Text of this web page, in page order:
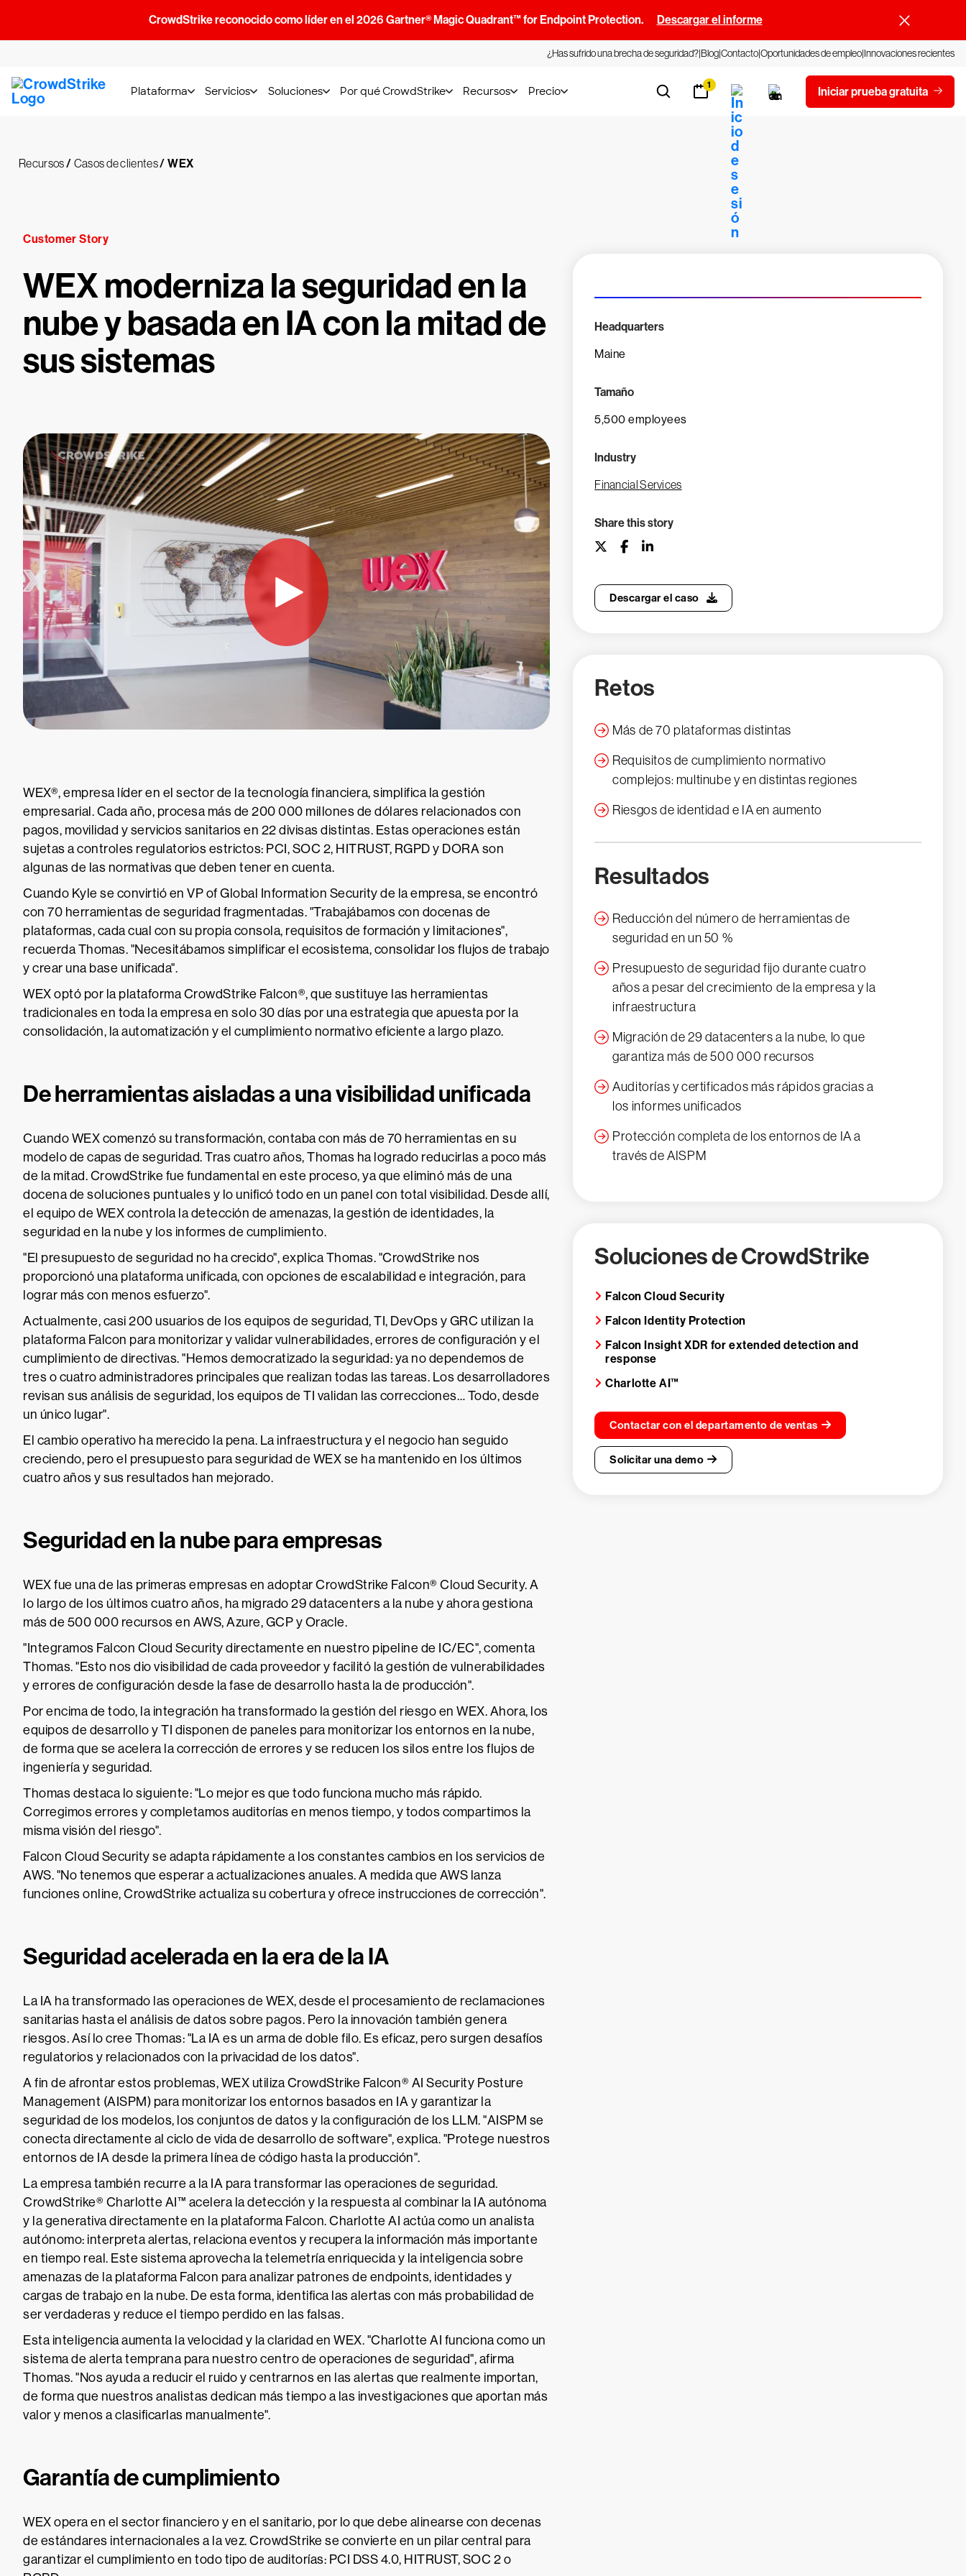
CrowdStrike reconocido como líder en el 2026 Gartner® Magic Quadrant™ for Endpoint Protection. Descargar el informe
¿Has sufrido una brecha de seguridad?BlogContactoOportunidades de empleo Innovaciones recientes
Plataforma Servicios Soluciones Por qué CrowdStrike Recursos Precio 1 Iniciar prueba gratuita
Recursos/ Casos de clientes/ WEX
Customer Story
WEX moderniza la seguridad en la
nube y basada en IA con la mitad de
sus sistemas
WEX®, empresa líder en el sector de la tecnología financiera, simplifica la gestión
empresarial. Cada año, procesa más de 200 000 millones de dólares relacionados con
pagos, movilidad y servicios sanitarios en 22 divisas distintas. Estas operaciones están
sujetas a controles regulatorios estrictos: PCI, SOC 2, HITRUST, RGPD y DORA son
algunas de las normativas que deben tener en cuenta.
Cuando Kyle se convirtió en VP of Global Information Security de la empresa, se encontró
con 70 herramientas de seguridad fragmentadas. "Trabajábamos con docenas de
plataformas, cada cual con su propia consola, requisitos de formación y limitaciones",
recuerda Thomas. "Necesitábamos simplificar el ecosistema, consolidar los flujos de trabajo
y crear una base unificada".
WEX optó por la plataforma CrowdStrike Falcon®, que sustituye las herramientas
tradicionales en toda la empresa en solo 30 días por una estrategia que apuesta por la
consolidación, la automatización y el cumplimiento normativo eficiente a largo plazo.
De herramientas aisladas a una visibilidad unificada
Cuando WEX comenzó su transformación, contaba con más de 70 herramientas en su
modelo de capas de seguridad. Tras cuatro años, Thomas ha logrado reducirlas a poco más
de la mitad. CrowdStrike fue fundamental en este proceso, ya que eliminó más de una
docena de soluciones puntuales y lo unificó todo en un panel con total visibilidad. Desde allí,
el equipo de WEX controla la detección de amenazas, la gestión de identidades, la
seguridad en la nube y los informes de cumplimiento.
"El presupuesto de seguridad no ha crecido", explica Thomas. "CrowdStrike nos
proporcionó una plataforma unificada, con opciones de escalabilidad e integración, para
lograr más con menos esfuerzo".
Actualmente, casi 200 usuarios de los equipos de seguridad, TI, DevOps y GRC utilizan la
plataforma Falcon para monitorizar y validar vulnerabilidades, errores de configuración y el
cumplimiento de directivas. "Hemos democratizado la seguridad: ya no dependemos de
tres o cuatro administradores principales que realizan todas las tareas. Los desarrolladores
revisan sus análisis de seguridad, los equipos de TI validan las correcciones… Todo, desde
un único lugar".
El cambio operativo ha merecido la pena. La infraestructura y el negocio han seguido
creciendo, pero el presupuesto para seguridad de WEX se ha mantenido en los últimos
cuatro años y sus resultados han mejorado.
Seguridad en la nube para empresas
WEX fue una de las primeras empresas en adoptar CrowdStrike Falcon® Cloud Security. A
lo largo de los últimos cuatro años, ha migrado 29 datacenters a la nube y ahora gestiona
más de 500 000 recursos en AWS, Azure, GCP y Oracle.
"Integramos Falcon Cloud Security directamente en nuestro pipeline de IC/EC", comenta
Thomas. "Esto nos dio visibilidad de cada proveedor y facilitó la gestión de vulnerabilidades
y errores de configuración desde la fase de desarrollo hasta la de producción".
Por encima de todo, la integración ha transformado la gestión del riesgo en WEX. Ahora, los
equipos de desarrollo y TI disponen de paneles para monitorizar los entornos en la nube,
de forma que se acelera la corrección de errores y se reducen los silos entre los flujos de
ingeniería y seguridad.
Thomas destaca lo siguiente: "Lo mejor es que todo funciona mucho más rápido.
Corregimos errores y completamos auditorías en menos tiempo, y todos compartimos la
misma visión del riesgo".
Falcon Cloud Security se adapta rápidamente a los constantes cambios en los servicios de
AWS. "No tenemos que esperar a actualizaciones anuales. A medida que AWS lanza
funciones online, CrowdStrike actualiza su cobertura y ofrece instrucciones de corrección".
Seguridad acelerada en la era de la IA
La IA ha transformado las operaciones de WEX, desde el procesamiento de reclamaciones
sanitarias hasta el análisis de datos sobre pagos. Pero la innovación también genera
riesgos. Así lo cree Thomas: "La IA es un arma de doble filo. Es eficaz, pero surgen desafíos
regulatorios y relacionados con la privacidad de los datos".
A fin de afrontar estos problemas, WEX utiliza CrowdStrike Falcon® AI Security Posture
Management (AISPM) para monitorizar los entornos basados en IA y garantizar la
seguridad de los modelos, los conjuntos de datos y la configuración de los LLM. "AISPM se
conecta directamente al ciclo de vida de desarrollo de software", explica. "Protege nuestros
entornos de IA desde la primera línea de código hasta la producción".
La empresa también recurre a la IA para transformar las operaciones de seguridad.
CrowdStrike® Charlotte AI™ acelera la detección y la respuesta al combinar la IA autónoma
y la generativa directamente en la plataforma Falcon. Charlotte AI actúa como un analista
autónomo: interpreta alertas, relaciona eventos y recupera la información más importante
en tiempo real. Este sistema aprovecha la telemetría enriquecida y la inteligencia sobre
amenazas de la plataforma Falcon para analizar patrones de endpoints, identidades y
cargas de trabajo en la nube. De esta forma, identifica las alertas con más probabilidad de
ser verdaderas y reduce el tiempo perdido en las falsas.
Esta inteligencia aumenta la velocidad y la claridad en WEX. "Charlotte AI funciona como un
sistema de alerta temprana para nuestro centro de operaciones de seguridad", afirma
Thomas. "Nos ayuda a reducir el ruido y centrarnos en las alertas que realmente importan,
de forma que nuestros analistas dedican más tiempo a las investigaciones que aportan más
valor y menos a clasificarlas manualmente".
Garantía de cumplimiento
WEX opera en el sector financiero y en el sanitario, por lo que debe alinearse con decenas
de estándares internacionales a la vez. CrowdStrike se convierte en un pilar central para
garantizar el cumplimiento en todo tipo de auditorías: PCI DSS 4.0, HITRUST, SOC 2 o
Headquarters
Maine
Tamaño
5,500 employees
Industry
Financial Services
Share this story
Descargar el caso
Retos
Más de 70 plataformas distintas
Requisitos de cumplimiento normativo
complejos: multinube y en distintas regiones
Riesgos de identidad e IA en aumento
Resultados
Reducción del número de herramientas de
seguridad en un 50 %
Presupuesto de seguridad fijo durante cuatro
años a pesar del crecimiento de la empresa y la
infraestructura
Migración de 29 datacenters a la nube, lo que
garantiza más de 500 000 recursos
Auditorías y certificados más rápidos gracias a
los informes unificados
Protección completa de los entornos de IA a
través de AISPM
Soluciones de CrowdStrike
Falcon Cloud Security
Falcon Identity Protection
Falcon Insight XDR for extended detection and
response
Charlotte AI™
Contactar con el departamento de ventas
Solicitar una demo